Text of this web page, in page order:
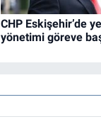
CHP Eskişehir’de
yönetimi göreve